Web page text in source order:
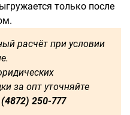
только после
расчёт при условии
за опт уточняйте
250-777
3000 3250
4000
5000 5250